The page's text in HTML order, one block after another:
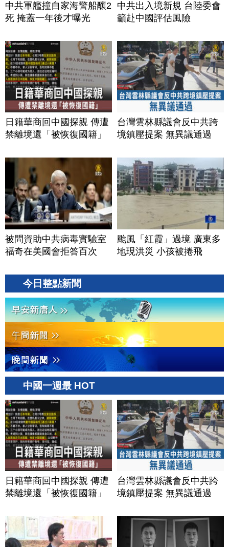
中共軍艦撞自家海警船釀2
死 掩蓋一年後才曝光
中共出入境新規 台陸委會
籲赴中國評估風險
日籍華商回中國探親 傳遭
禁離境還「被恢復國籍」
台灣雲林縣議會反中共跨
境鎮壓提案 無異議通過
被問資助中共病毒實驗室
福奇在美國會拒答百次
颱風「紅霞」過境 廣東多
地現洪災 小孩被捲飛
今日整點新聞
中國一週最 HOT
日籍華商回中國探親 傳遭
禁離境還「被恢復國籍」
台灣雲林縣議會反中共跨
境鎮壓提案 無異議通過